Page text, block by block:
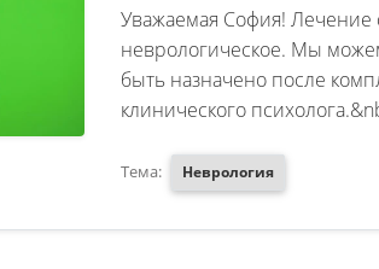
Уважаемая София! Лечение
неврологическое. Мы
быть назначено после
клинического
Тема: Неврология